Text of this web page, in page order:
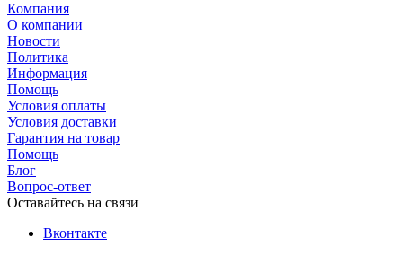
Компания
О компании
Новости
Политика
Информация
Помощь
Условия оплаты
Условия доставки
Гарантия на товар
Помощь
Блог
Вопрос-ответ
Оставайтесь на связи
Вконтакте